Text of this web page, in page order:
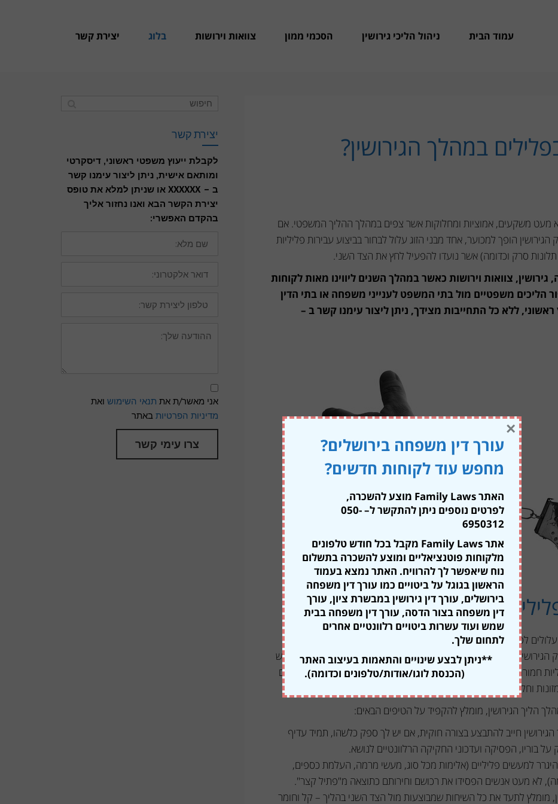
עמוד הבית ניהול הליכי גירושין הסכמי ממון צוואות וירושות בלוג יצירת קשר
במהלך הגירושין?
לא מעט משקעים, אמוציות ומחלוקות אשר צפים במהלך ההליך המשפטי. אם
הופך למכוער, אחד מבני הזוג עלול לבחור בביצוע עבירות פליליות
סרק וכדומה) אשר נועדו להפעיל לחץ את הצד השני.
צוואות וירושות כאשר במהלך השנים ליווינו מאות לקוחות
הליכים משפטיים מול בתי המשפט לענייני משפחה או בתי הדין
ללא כל התחייבות מצידך, ניתן ליצור עימנו קשר ב –
במהלך הגירושין?
עלולים לפתות את אחד הצדדים "לסבך" את הצד השני בעבירות פליליות
במקרים רבים, אחד הצדדים עלול להפעיל אלימות, לאיים, להגיש
חמורות אשר ידרשו התערבות שלעורך דין פלילי במרכז, בצפון או בדרום
וחלוקת רכוש.
הליך הגירושין, מומלץ להקפיד על הטיפים הבאים:
חייב להתבצע בצורה חוקית, אם יש לך ספק כלשהו, תמיד עדיף
בוריו, הפסיקה ועדכוני החקיקה הרלוונטיים לנושא.
למעשים פליליים (אלימות מכל סוג, מעשי מרמה, העלמת כספים,
לא מעט אנשים הפסידו את רכושם וחירותם כתוצאה מ"פתיל קצר".
מומלץ לתעד את כל השיחות שמבוצעות מול הצד השני בהליך – קל וחומר
יצירת קשר
לקבלת ייעוץ משפטי ראשוני, דיסקרטי
ומותאם אישית, ניתן ליצור עימנו קשר
ב – XXXXXX או שניתן למלא את טופס
יצירת הקשר הבא ואנו נחזור אליך
בהקדם האפשרי:
מלא:
אלקטרוני:
ליצירת
שלך:
תנאי
שימוש
ומדיניות
פרטיות
אני מאשר/ת את תנאי השימוש ואת
מדיניות הפרטיות באתר
צרו עימי קשר
עורך דין משפחה בירושלים?
מחפש עוד לקוחות חדשים?
האתר Family Laws מוצע להשכרה,
לפרטים נוספים ניתן להתקשר ל – 050-
6950312
אתר Family Laws מקבל בכל חודש טלפונים
מלקוחות פוטנציאליים ומוצע להשכרה בתשלום
נוח שיאפשר לך להרוויח. האתר נמצא בעמוד
הראשון בגוגל על ביטויים כמו עורך דין משפחה
בירושלים, עורך דין גירושין במבשרת ציון, עורך
דין משפחה בצור הדסה, עורך דין משפחה בבית
שמש ועוד עשרות ביטויים רלוונטיים אחרים
לתחום שלך.
**ניתן לבצע שינויים והתאמות בעיצוב האתר
(הכנסת לוגו/אודות/טלפונים וכדומה).
×